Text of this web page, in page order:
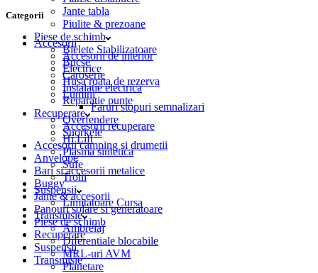
Jante tabla
Piulite & prezoane
Piese de schimb
Bielete Stabilizatoare
Bucse
Caroserie
Instalatie electrica
Reparatie punte
Recuperare
Accesorii recuperare
Hi Lift
Plasma sintetica
Sufe
Trolii
Suspensii
Limitatoare Cursa
Transmisie
Ambreiaj
Diferentiale blocabile
MRL-uri AVM
Planetare
Categorii
Accesorii
Accesorii de interior
Electrice
Husa roata de rezerva
Lumini
Faruri stopuri semnalizari
Overfendere
Snorkele
Accesorii camping si drumetii
Anvelope
Bari si accesorii metalice
Buggy
Jante & accesorii
Panouri solare si generatoare
Piese de schimb
Recuperare
Suspensii
Transmisie